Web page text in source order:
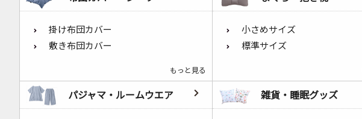
掛け布団カバー
敷き布団カバー
もっと見る
小さめサイズ
標準サイズ
パジャマ・ルームウエア 雑貨・睡眠グッズ